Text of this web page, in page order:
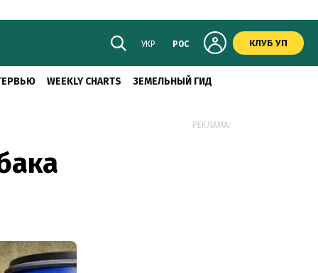
УКР РОС КЛУБ УП
WEEKLY CHARTS ЗЕМЕЛЬНЫЙ ГИД
РЕКЛАМА: